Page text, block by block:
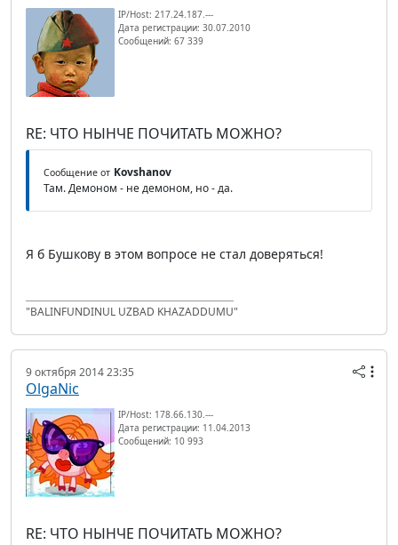
IP/Host: 217.24.187.---
Дата регистрации: 30.07.2010
Сообщений: 67 339
RE: ЧТО НЫНЧЕ ПОЧИТАТЬ МОЖНО?
Сообщение от Kovshanov
Там. Демоном - не демоном, но - да.
Я б Бушкову в этом вопросе не стал доверяться!
"BALINFUNDINUL UZBAD KHAZADDUMU"
9 октября 2014 23:35
OlgaNic
IP/Host: 178.66.130.---
Дата регистрации: 11.04.2013
Сообщений: 10 993
RE: ЧТО НЫНЧЕ ПОЧИТАТЬ МОЖНО?